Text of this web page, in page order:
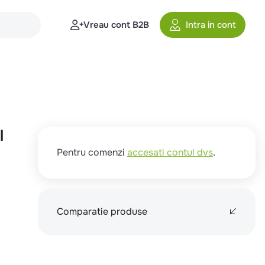
Vreau cont B2B Intra in cont
Pentru comenzi accesati contul dvs.
Comparatie produse